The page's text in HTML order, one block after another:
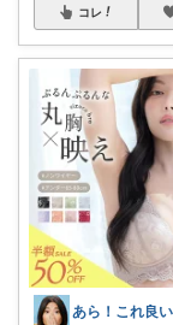
コレ